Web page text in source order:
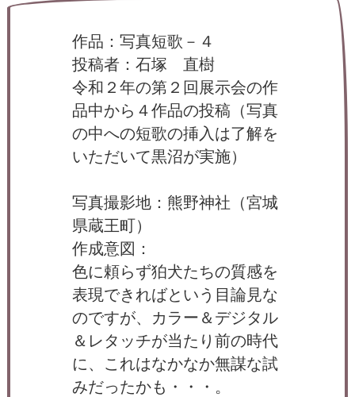
て
作品：写真短歌－４
投稿者：石塚 直樹
令和２年の第２回展示会の作
品中から４作品の投稿（写真
の中への短歌の挿入は了解を
いただいて黒沼が実施）
写真撮影地：熊野神社（宮城
県蔵王町）
作成意図：
色に頼らず狛犬たちの質感を
表現できればという目論見な
のですが、カラー＆デジタル
＆レタッチが当たり前の時代
に、これはなかなか無謀な試
みだったかも・・・。